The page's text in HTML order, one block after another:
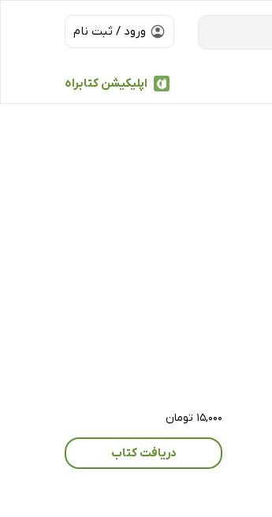
ورود / ثبت نام
اپلیکیشن کتابراه
۱۵,۰۰۰ تومان
دریافت کتاب